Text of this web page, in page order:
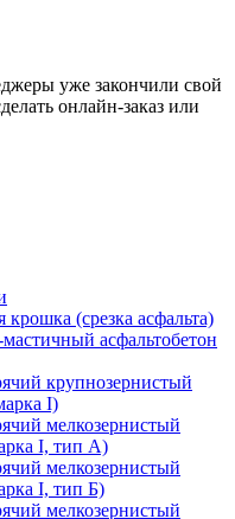
уже закончили свой
онлайн-заказ или
крошка (срезка асфальта)
асфальтобетон
крупнозернистый
I)
мелкозернистый
I, тип А)
мелкозернистый
I, тип Б)
мелкозернистый